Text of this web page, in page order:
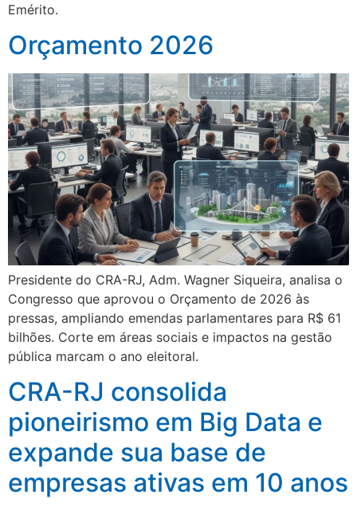
Emérito.
Orçamento 2026
Presidente do CRA-RJ, Adm. Wagner Siqueira, analisa o
Congresso que aprovou o Orçamento de 2026 às
pressas, ampliando emendas parlamentares para R$ 61
bilhões. Corte em áreas sociais e impactos na gestão
pública marcam o ano eleitoral.
CRA-RJ consolida
pioneirismo em Big Data e
expande sua base de
empresas ativas em 10 anos